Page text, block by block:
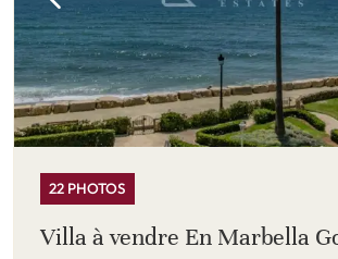
22 PHOTOS
Villa à vendre En Marbella